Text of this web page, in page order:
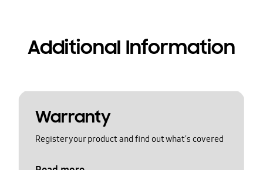
Additional Information
Warranty
Register your product and find out what's covered